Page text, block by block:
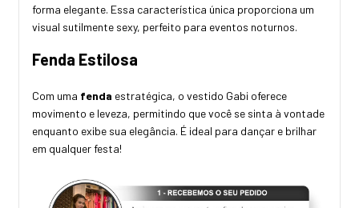
forma elegante. Essa característica única proporciona um
visual sutilmente sexy, perfeito para eventos noturnos.
Fenda Estilosa
Com uma fenda estratégica, o vestido Gabi oferece
movimento e leveza, permitindo que você se sinta à vontade
enquanto exibe sua elegância. É ideal para dançar e brilhar
em qualquer festa!